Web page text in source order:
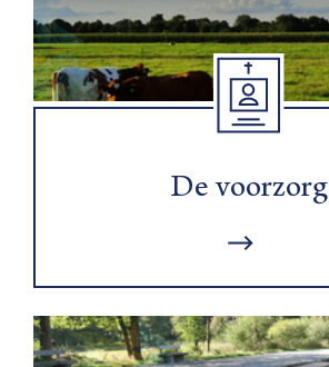
De voorzorg